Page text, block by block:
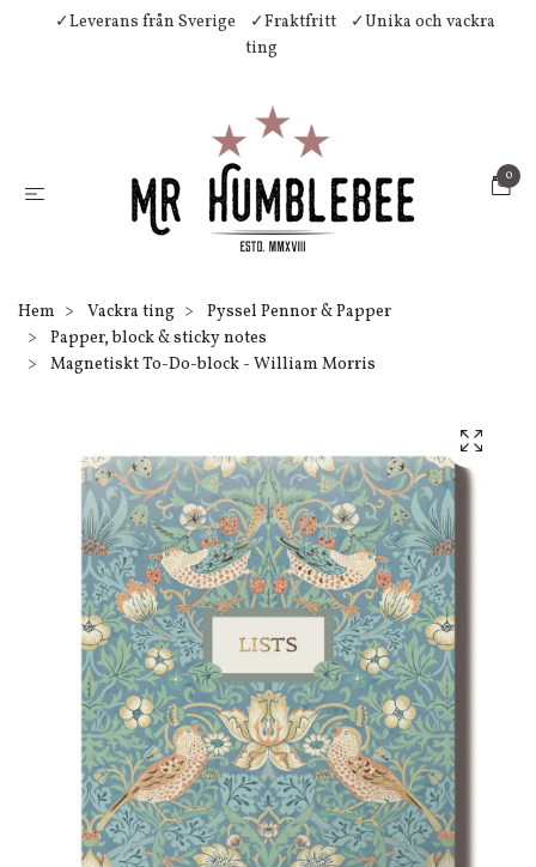
✓Leverans från Sverige ✓Fraktfritt
✓Unika och vackra
ting
0
Hem Vackra ting
Pyssel Pennor & Papper
Papper, block & sticky notes
Magnetiskt To-Do-block - William Morris